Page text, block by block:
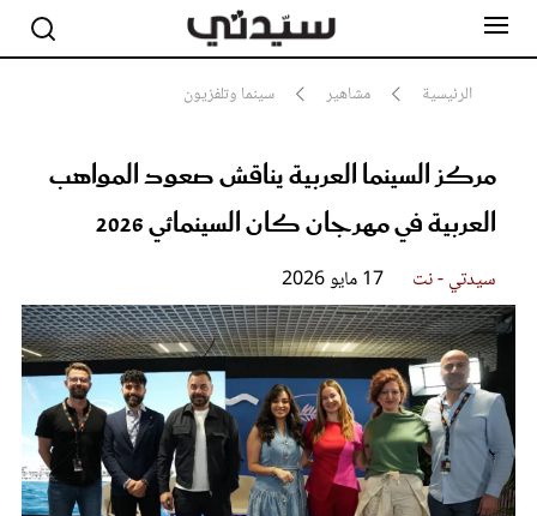
الرئيسية مشاهير سينما وتلفزيون
مركز السينما العربية يناقش صعود المواهب
العربية في مهرجان كان السينمائي 2026
سيدتي - نت 17 مايو 2026
مشاهير
جمال
سيدتي وطفلك
لايف ستايل
بلس+
فيديو
مطبخ سيدتي
مقالات الرأي
ستايل